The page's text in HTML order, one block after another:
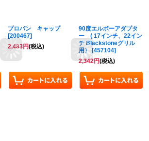
プロパン キャップ
[200467]
2,483円(税込)
90度エルボーアダプタ
ー ( 17インチ、22イン
チ Blackstoneグリル
用）
[457104]
2,342円(税込)